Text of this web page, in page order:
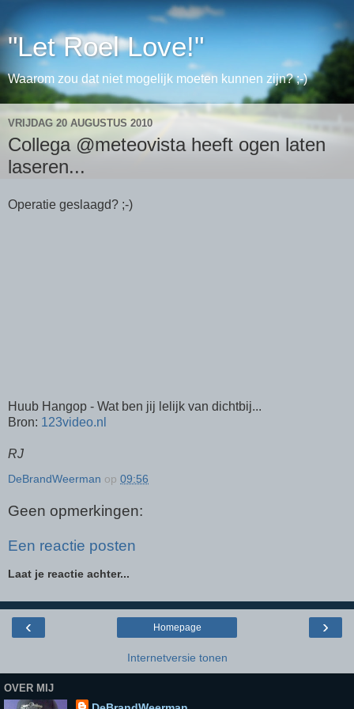
"Let Roel Love!"
Waarom zou dat niet mogelijk moeten kunnen zijn? ;-)
VRIJDAG 20 AUGUSTUS 2010
Collega @meteovista heeft ogen laten
laseren...
Operatie geslaagd? ;-)
Huub Hangop - Wat ben jij lelijk van dichtbij...
Bron: 123video.nl
RJ
DeBrandWeerman op 09:56
Geen opmerkingen:
Een reactie posten
Laat je reactie achter...
‹ ›
Homepage
Internetversie tonen
OVER MIJ